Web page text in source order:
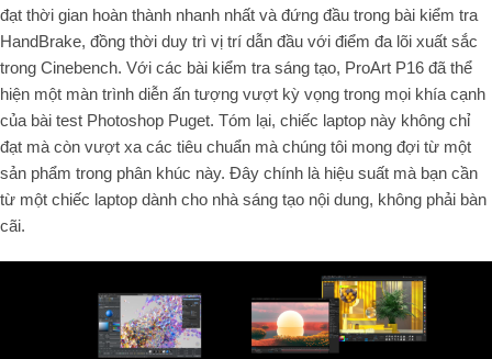
đạt thời gian hoàn thành nhanh nhất và đứng đầu trong bài kiểm tra
HandBrake, đồng thời duy trì vị trí dẫn đầu với điểm đa lõi xuất sắc
trong Cinebench. Với các bài kiểm tra sáng tạo, ProArt P16 đã thể
hiện một màn trình diễn ấn tượng vượt kỳ vọng trong mọi khía cạnh
của bài test Photoshop Puget. Tóm lại, chiếc laptop này không chỉ
đạt mà còn vượt xa các tiêu chuẩn mà chúng tôi mong đợi từ một
sản phẩm trong phân khúc này. Đây chính là hiệu suất mà bạn cần
từ một chiếc laptop dành cho nhà sáng tạo nội dung, không phải bàn
cãi.